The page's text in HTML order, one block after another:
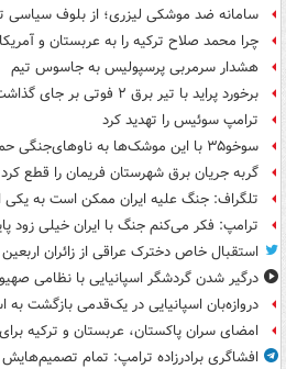
سامانه ضد موشکی لیزری؛ از بلوف سیاسی
چرا محمد صلاح ترکیه را به عربستان و
هشدار سرمربی پرسپولیس به جاسوس تیم
برخورد پراید با تیر برق ۲ فوتی بر جای گذاشت
ترامپ سوئیس را تهدید کرد
سوخو۳۵ با این موشک‌ها به ناوهای‌جنگی حمله می‌کند
گربه جریان برق شهرستان فریمان را قطع کرد
تلگراف: جنگ علیه ایران ممکن است به یکی
ترامپ: فکر می‌کنم جنگ با ایران خیلی زود
استقبال خاص دخترک عراقی از زائران
درگیر شدن گردشگر اسپانیایی با نظامی
دروازه‌بان اسپانیایی در یک‌قدمی بازگشت به
امضای سران پاکستان، عربستان و ترکیه
افشاگری برادرزاده ترامپ: تمام